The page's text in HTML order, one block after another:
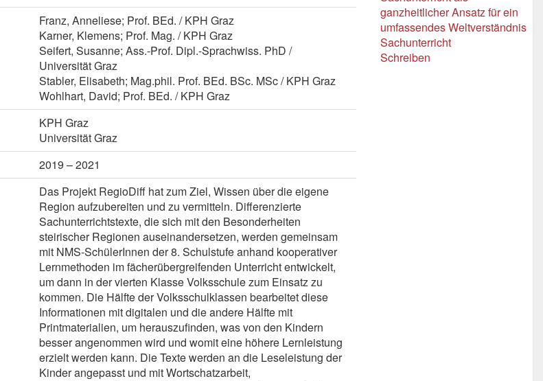
Franz, Anneliese; Prof. BEd. / KPH Graz
Karner, Klemens; Prof. Mag. / KPH Graz
Seifert, Susanne; Ass.-Prof. Dipl.-Sprachwiss. PhD /
Universität Graz
Stabler, Elisabeth; Mag.phil. Prof. BEd. BSc. MSc / KPH Graz
Wohlhart, David; Prof. BEd. / KPH Graz
KPH Graz
Universität Graz
2019 – 2021
Das Projekt RegioDiff hat zum Ziel, Wissen über die eigene
Region aufzubereiten und zu vermitteln. Differenzierte
Sachunterrichtstexte, die sich mit den Besonderheiten
steirischer Regionen auseinandersetzen, werden gemeinsam
mit NMS-SchülerInnen der 8. Schulstufe anhand kooperativer
Lernmethoden im fächerübergreifenden Unterricht entwickelt,
um dann in der vierten Klasse Volksschule zum Einsatz zu
kommen. Die Hälfte der Volksschulklassen bearbeitet diese
Informationen mit digitalen und die andere Hälfte mit
Printmaterialien, um herauszufinden, was von den Kindern
besser angenommen wird und womit eine höhere Lernleistung
erzielt werden kann. Die Texte werden an die Leseleistung der
Kinder angepasst und mit Wortschatzarbeit,
ganzheitlicher Ansatz für ein
umfassendes Weltverständnis
Sachunterricht
Schreiben